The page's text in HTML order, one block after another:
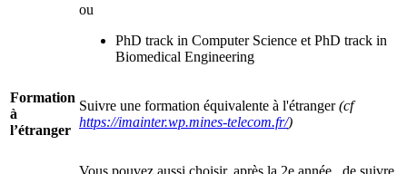
ou
PhD track in Computer Science et PhD track in
Biomedical Engineering
Formation
à
l’étranger
Suivre une formation équivalente à l'étranger(cf
https://imainter.wp.mines-telecom.fr/)
Vous pouvez aussi choisir, après la 2e année, de suivre